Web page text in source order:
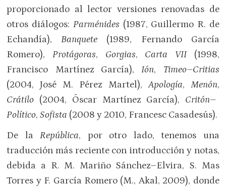
proporcionado al lector versiones renovadas de
otros diálogos: Parménides (1987, Guillermo R. de
Echandía),Banquete (1989, Fernando García
Romero),Protágoras, Gorgias, Carta VII(1998,
Francisco Martínez García),Ión, Timeo–Critias
(2004, José M. Pérez Martel),Apología, Menón,
Crátilo (2004, Óscar Martínez García), Critón–
Político,Sofista (2008 y 2010, Francesc Casadesús).
De laRepública, por otro lado, tenemos una
traducción más reciente con introducción y notas,
debida a R. M. Mariño Sánchez–Elvira, S. Mas
Torres y F. García Romero (M., Akal, 2009), donde